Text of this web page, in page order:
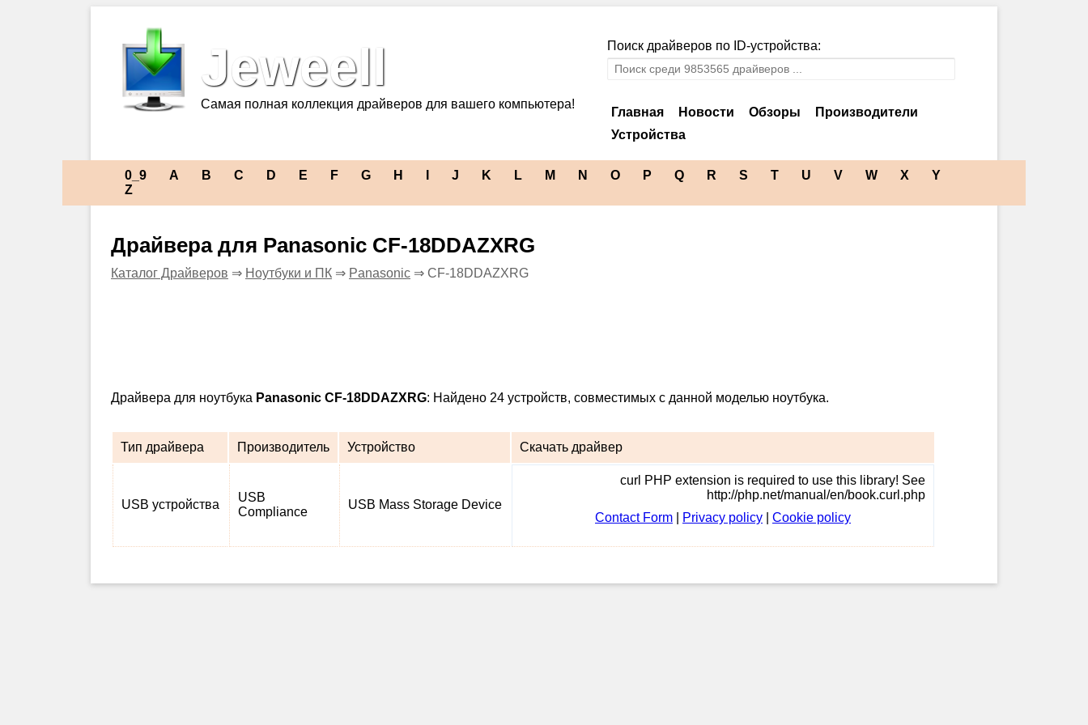
Jeweell
Самая полная коллекция драйверов для вашего компьютера!
Поиск драйверов по ID-устройства:
Главная Новости Обзоры
Производители
Устройства
0_9 A B C D E F G H J K L M N O P Q R S T U V W X
Y
Z
Драйвера для Panasonic CF-18DDAZXRG
Каталог Драйверов ⇒ Ноутбуки и ПК ⇒ Panasonic ⇒ CF-18DDAZXRG
Драйвера для ноутбука Panasonic CF-18DDAZXRG: Найдено 24 устройств, совместимых с данной моделью ноутбука.
Тип драйвера Производитель Устройство Скачать драйвер
USB устройства
USB
Compliance
USB Mass Storage Device
curl PHP extension is required to use this library! See
http://php.net/manual/en/book.curl.php
Contact Form
Privacy policy Cookie policy